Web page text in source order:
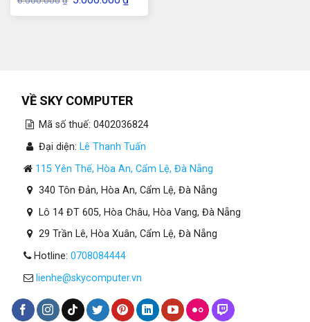
gốc
là:
hiện
tại
VỀ SKY COMPUTER
Mã số thuế: 0402036824
Đại diện: Lê Thanh Tuấn
115 Yên Thế, Hòa An, Cẩm Lệ, Đà Nẵng
340 Tôn Đản, Hòa An, Cẩm Lệ, Đà Nẵng
Lô 14 ĐT 605, Hòa Châu, Hòa Vang, Đà Nẵng
29 Trần Lê, Hòa Xuân, Cẩm Lệ, Đà Nẵng
Hotline: 0708084444
lienhe@skycomputer.vn